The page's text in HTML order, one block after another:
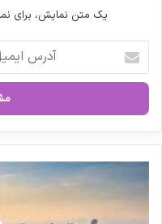
یک متن نمایش، برای
ر
ا
ی
م
ی
ل
خ
و
ط
ل
ا